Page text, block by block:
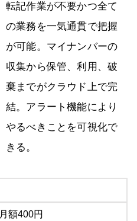
転記作業が不要かつ全て
の業務を一気通貫で把握
が可能。マイナンバーの
収集から保管、利用、破
棄までがクラウド上で完
結。アラート機能により
やるべきことを可視化で
きる。
額400円